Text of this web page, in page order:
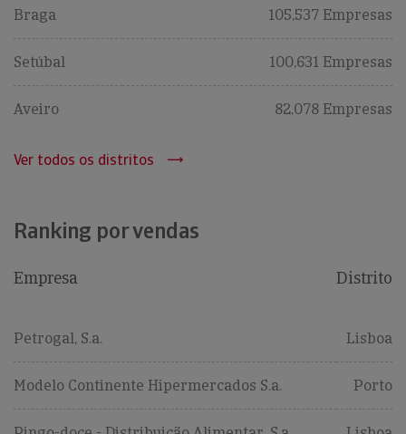
Braga 105,537 Empresas
Setúbal 100,631 Empresas
Aveiro 82,078 Empresas
Ver todos os distritos
Ranking por vendas
Empresa Distrito
Petrogal, S.a. Lisboa
Modelo Continente Hipermercados S.a. Porto